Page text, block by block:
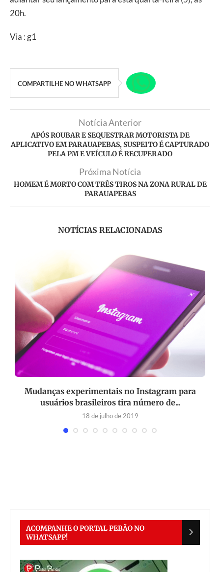
20h.
Via : g1
COMPARTILHE NO WHATSAPP
Notícia Anterior
APÓS ROUBAR E SEQUESTRAR MOTORISTA DE
APLICATIVO EM PARAUAPEBAS, SUSPEITO É CAPTURADO
PELA PM E VEÍCULO É RECUPERADO
Próxima Notícia
HOMEM É M0RTO COM TRÊS TIROS NA ZONA RURAL DE
PARAUAPEBAS
NOTÍCIAS RELACIONADAS
Mudanças experimentais no Instagram para
usuários brasileiros tira número de...
18 de julho de 2019
ACOMPANHE O PORTAL PEBÃO NO
WHATSAPP!